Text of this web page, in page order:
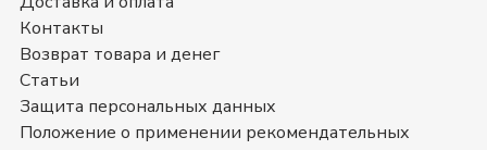
можете ознакомиться с отзывами покупателей на
Мотоциклы Wels
Мотоциклы Wels- магазин в
Позвоните нам по телефону магазина в
(499) 117-00-53
Контакты
Возврат товара и денег
Статьи
Защита персональных данных
Положение о применении рекомендательных